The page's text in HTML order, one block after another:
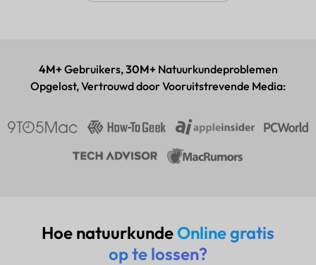
4M+ Gebruikers,30M+ Natuurkundeproblemen
Opgelost, Vertrouwd door Vooruitstrevende Media:
Hoe natuurkundeOnline gratis
op te lossen?